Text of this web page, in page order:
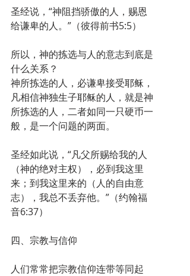
圣经说，“神阻挡骄傲的人，赐恩
给谦卑的人。”（彼得前书5:5）
所以，神的拣选与人的意志到底是
什么关系？
神所拣选的人，必谦卑接受耶稣，
凡相信神独生子耶稣的人，就是神
所拣选的人，二者如同一只硬币一
般，是一个问题的两面。
圣经如此说，“凡父所赐给我的人
（神的绝对主权），必到我这里
来；到我这里来的（人的自由意
志），我总不丢弃他。”（约翰福
音6:37）
四、宗教与信仰
人们常常把宗教信仰连带等同起